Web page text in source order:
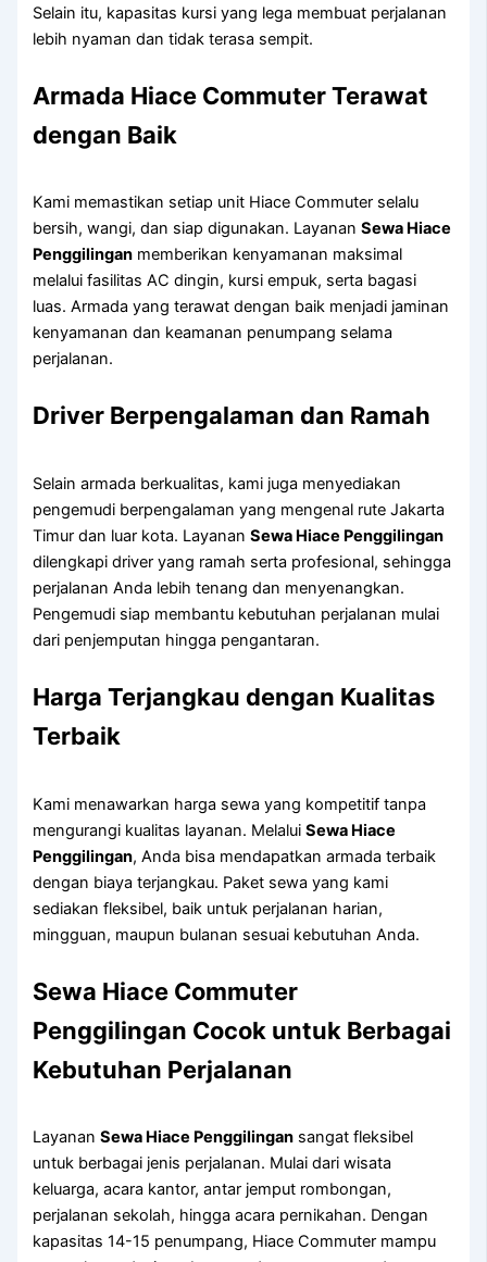
Selain itu, kapasitas kursi yang lega membuat perjalanan
lebih nyaman dan tidak terasa sempit.
Armada Hiace Commuter Terawat
dengan Baik
Kami memastikan setiap unit Hiace Commuter selalu
bersih, wangi, dan siap digunakan. LayananSewa Hiace
Penggilingan memberikan kenyamanan maksimal
melalui fasilitas AC dingin, kursi empuk, serta bagasi
luas. Armada yang terawat dengan baik menjadi jaminan
kenyamanan dan keamanan penumpang selama
perjalanan.
Driver Berpengalaman dan Ramah
Selain armada berkualitas, kami juga menyediakan
pengemudi berpengalaman yang mengenal rute Jakarta
Timur dan luar kota. LayananSewa Hiace Penggilingan
dilengkapi driver yang ramah serta profesional, sehingga
perjalanan Anda lebih tenang dan menyenangkan.
Pengemudi siap membantu kebutuhan perjalanan mulai
dari penjemputan hingga pengantaran.
Harga Terjangkau dengan Kualitas
Terbaik
Kami menawarkan harga sewa yang kompetitif tanpa
mengurangi kualitas layanan. MelaluiSewa Hiace
Penggilingan, Anda bisa mendapatkan armada terbaik
dengan biaya terjangkau. Paket sewa yang kami
sediakan fleksibel, baik untuk perjalanan harian,
mingguan, maupun bulanan sesuai kebutuhan Anda.
Sewa Hiace Commuter
Penggilingan Cocok untuk Berbagai
Kebutuhan Perjalanan
LayananSewa Hiace Penggilingan sangat fleksibel
untuk berbagai jenis perjalanan. Mulai dari wisata
keluarga, acara kantor, antar jemput rombongan,
perjalanan sekolah, hingga acara pernikahan. Dengan
kapasitas 14-15 penumpang, Hiace Commuter mampu